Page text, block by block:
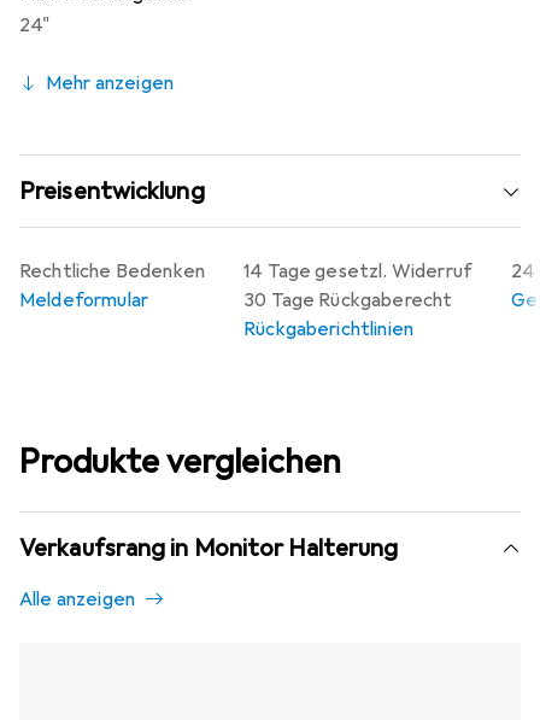
24"
Mehr anzeigen
Preisentwicklung
14 Tage gesetzl. Widerruf
30 Tage Rückgaberecht
Rückgaberichtlinien
24
Rechtliche Bedenken
Meldeformular
Produkte vergleichen
Verkaufsrang in Monitor Halterung
Alle anzeigen